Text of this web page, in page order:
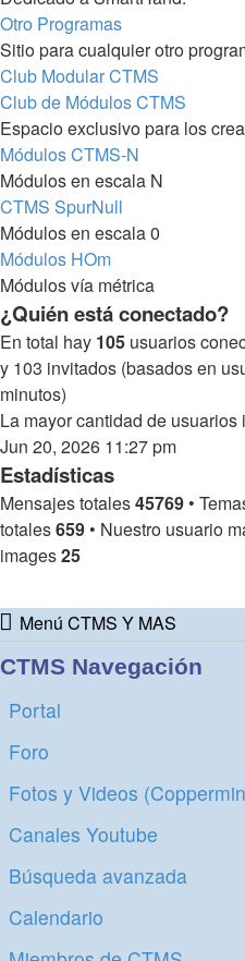
Otro Programas
Sitio para cualquier otro
Club Modular CTMS
Club de Módulos CTMS
Espacio exclusivo para los
Módulos CTMS-N
Módulos en escala N
CTMS SpurNull
Módulos en escala 0
Módulos HOm
Módulos vía métrica
¿Quién está conectado?
En total hay 105 usuarios
y 103 invitados (basados en
minutos)
La mayor cantidad de
Jun 20, 2026 11:27 pm
Estadísticas
Mensajes totales45769 •
totales659 • Nuestro usuario
images25
Menú CTMS Y MAS
CTMS Navegación
Portal
Foro
Fotos y Videos
Canales Youtube
Búsqueda avanzada
Calendario